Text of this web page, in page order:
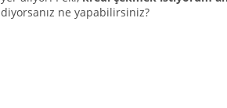
diyorsanız ne yapabilirsiniz?